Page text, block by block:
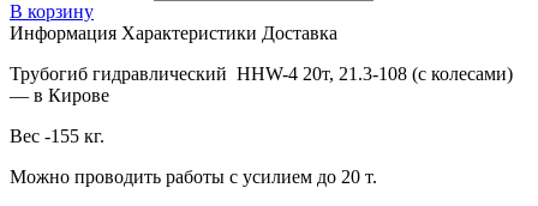
В корзину
Информация Характеристики Доставка
Трубогиб гидравлический HHW-4 20т, 21.3-108 (с колесами)
— в Кирове
Вес -155 кг.
Можно проводить работы с усилием до 20 т.